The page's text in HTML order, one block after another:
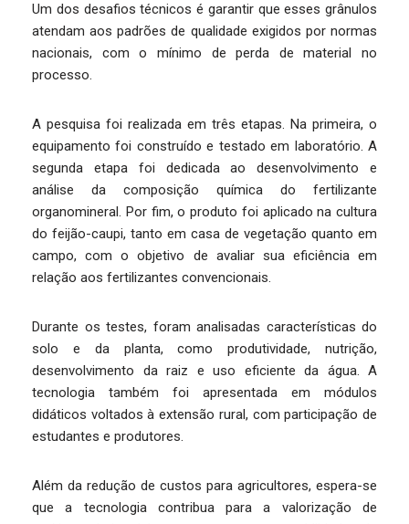
Um dos desafios técnicos é garantir que esses grânulos
atendam aos padrões de qualidade exigidos por normas
nacionais, com o mínimo de perda de material no
processo.
A pesquisa foi realizada em três etapas. Na primeira, o
equipamento foi construído e testado em laboratório. A
segunda etapa foi dedicada ao desenvolvimento e
análise da composição química do fertilizante
organomineral. Por fim, o produto foi aplicado na cultura
do feijão-caupi, tanto em casa de vegetação quanto em
campo, com o objetivo de avaliar sua eficiência em
relação aos fertilizantes convencionais.
Durante os testes, foram analisadas características do
solo e da planta, como produtividade, nutrição,
desenvolvimento da raiz e uso eficiente da água. A
tecnologia também foi apresentada em módulos
didáticos voltados à extensão rural, com participação de
estudantes e produtores.
Além da redução de custos para agricultores, espera-se
que a tecnologia contribua para a valorização de